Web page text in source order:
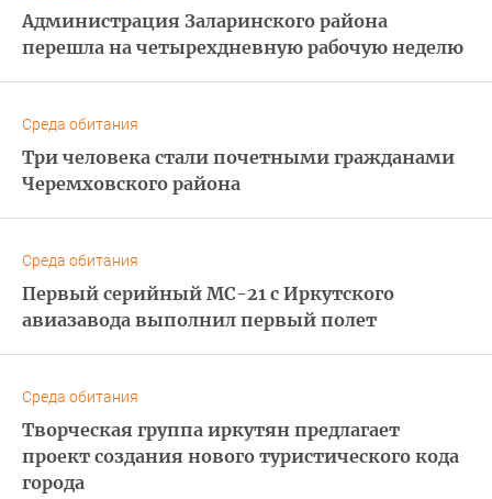
Администрация Заларинского района
перешла на четырехдневную рабочую неделю
Среда обитания
Три человека стали почетными гражданами
Черемховского района
Среда обитания
Первый серийный МС-21 с Иркутского
авиазавода выполнил первый полет
Среда обитания
Творческая группа иркутян предлагает
проект создания нового туристического кода
города